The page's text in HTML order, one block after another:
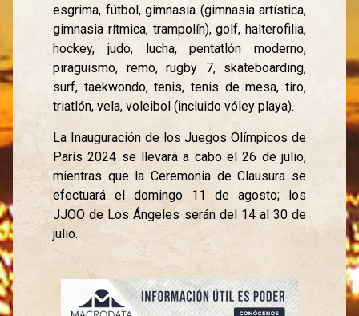
esgrima, fútbol, gimnasia (gimnasia artística,
gimnasia rítmica, trampolín), golf, halterofilia,
hockey, judo, lucha, pentatlón moderno,
piragüismo, remo, rugby 7, skateboarding,
surf, taekwondo, tenis, tenis de mesa, tiro,
triatlón, vela, voleibol (incluido vóley playa).
La Inauguración de los Juegos Olímpicos de
París 2024 se llevará a cabo el 26 de julio,
mientras que la Ceremonia de Clausura se
efectuará el domingo 11 de agosto; los
JJOO de Los Ángeles serán del 14 al 30 de
julio.